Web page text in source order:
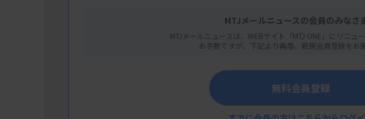
MTJメールニュースの会員のみなさ
MTJメールニュースは、WEBサイト「MTJ ONE」にリニュ
お手数ですが、下記より再度、新規会員登録をお
無料会員登録